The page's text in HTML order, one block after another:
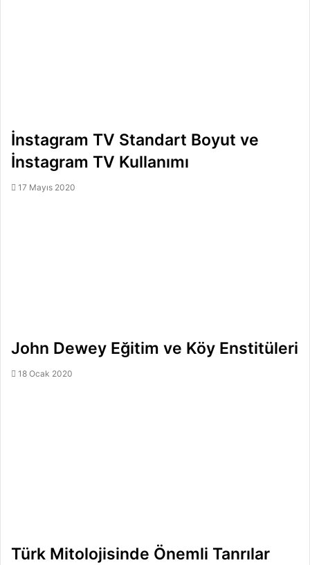
İnstagram TV Standart Boyut ve
İnstagram TV Kullanımı
17 Mayıs 2020
John Dewey Eğitim ve Köy Enstitüleri
18 Ocak 2020
Türk Mitolojisinde Önemli Tanrılar